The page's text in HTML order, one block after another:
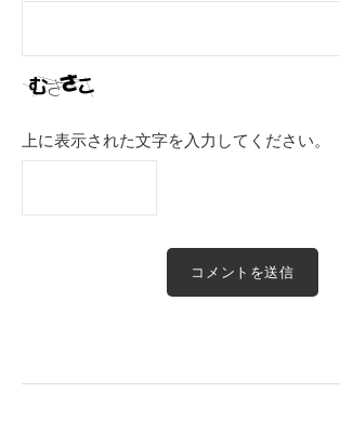
上に表示された文字を入力してください。